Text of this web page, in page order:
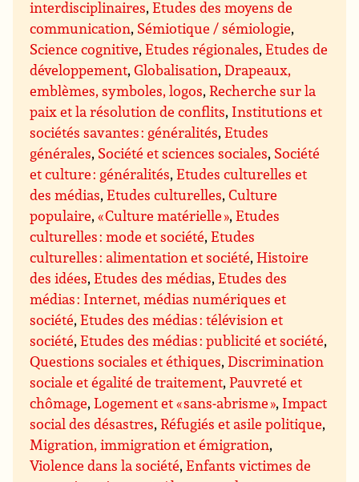
interdisciplinaires,Etudes des moyens de
communication, Sémiotique / sémiologie,
Science cognitive,Etudes régionales,Etudes de
développement,Globalisation,Drapeaux,
emblèmes, symboles, logos,Recherche sur la
paix et la résolution de conflits, Institutions et
sociétés savantes : généralités,Etudes
générales, Société et sciences sociales, Société
et culture : généralités,Etudes culturelles et
des médias,Etudes culturelles,Culture
populaire,« Culture matérielle »,Etudes
culturelles : mode et société,Etudes
culturelles : alimentation et société,Histoire
des idées,Etudes des médias,Etudes des
médias : Internet, médias numériques et
société,Etudes des médias : télévision et
société,Etudes des médias : publicité et société,
Questions sociales et éthiques,Discrimination
sociale et égalité de traitement,Pauvreté et
chômage,Logement et « sans-abrisme », Impact
social des désastres,Réfugiés et asile politique,
Migration, immigration et émigration,
Violence dans la société,Enfants victimes de